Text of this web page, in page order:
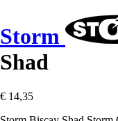
Storm
Shad
€ 14,35